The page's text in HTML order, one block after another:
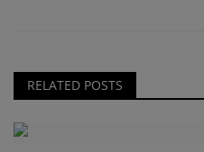
RELATED POSTS